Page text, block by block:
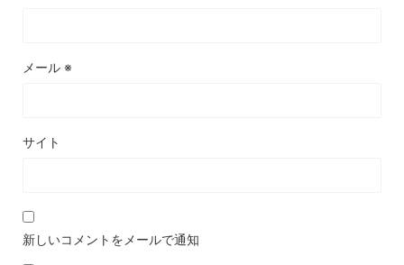
メール ※
サイト
新しいコメントをメールで通知